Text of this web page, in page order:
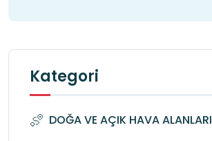
Kategori
DOĞA VE AÇIK HAVA ALANLARI